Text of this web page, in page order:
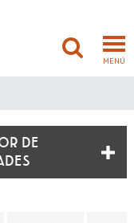
MENÚ
DE